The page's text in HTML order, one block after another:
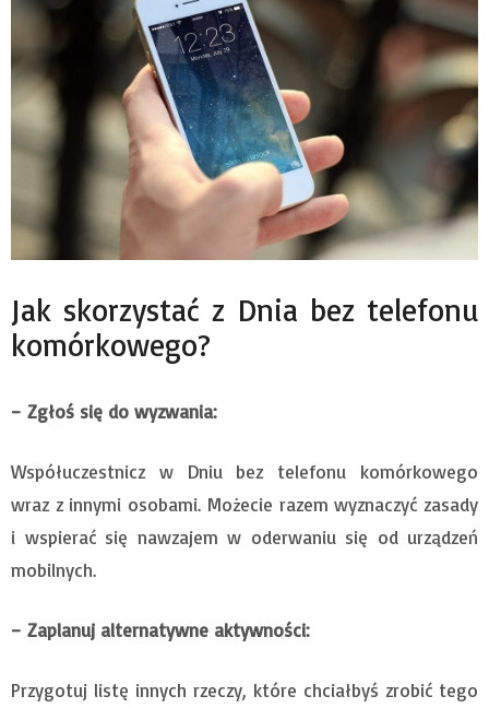
Jak skorzystać z Dnia bez telefonu
komórkowego?
– Zgłoś się do wyzwania:
Współuczestnicz w Dniu bez telefonu komórkowego
wraz z innymi osobami. Możecie razem wyznaczyć zasady
i wspierać się nawzajem w oderwaniu się od urządzeń
mobilnych.
– Zaplanuj alternatywne aktywności:
Przygotuj listę innych rzeczy, które chciałbyś zrobić tego